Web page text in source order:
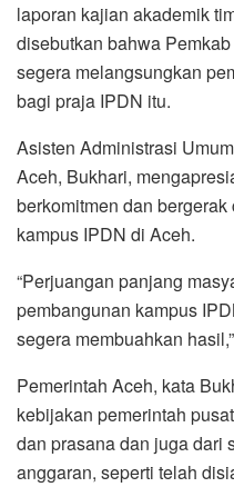
laporan kajian akademik
disebutkan bahwa
segera melangsungkan
bagi praja IPDN itu.
Asisten Administrasi
Aceh, Bukhari,
berkomitmen dan
kampus IPDN di Aceh.
“Perjuangan panjang
pembangunan kampus
segera membuahkan
Pemerintah Aceh, kata
kebijakan pemerintah
dan prasana dan juga dari
anggaran, seperti telah